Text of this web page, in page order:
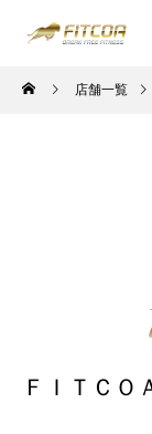
店舗一覧
ＦＩＴＣＯ